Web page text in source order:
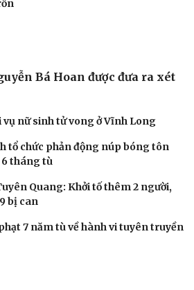
liên tiếp bắt các đối tượng
mang kiếm chặn xe người dân
tố